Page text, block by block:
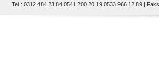
Tel : 0312 484 23 84 0541 200 20 19 0533 966 12 89 |